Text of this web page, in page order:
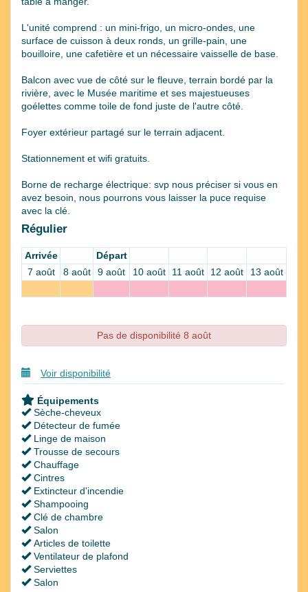
L'unité comprend : un mini-frigo, un micro-ondes, une
surface de cuisson à deux ronds, un grille-pain, une
bouilloire, une cafetière et un nécessaire vaisselle de base.
Balcon avec vue de côté sur le fleuve, terrain bordé par la
rivière, avec le Musée maritime et ses majestueuses
goélettes comme toile de fond juste de l'autre côté.
Foyer extérieur partagé sur le terrain adjacent.
Stationnement et wifi gratuits.
Borne de recharge électrique: svp nous préciser si vous en
avez besoin, nous pourrons vous laisser la puce requise
avec la clé.
Régulier
Arrivée
Départ
7 août
8 août 9 août 10 août 11 août 12 août 13 août
Pas de disponibilité 8 août
Voir disponibilité
Équipements
Sèche-cheveux
Détecteur de fumée
Linge de maison
Trousse de secours
Chauffage
Cintres
Extincteur d'incendie
Shampooing
Clé de chambre
Salon
Articles de toilette
Ventilateur de plafond
Serviettes
Salon